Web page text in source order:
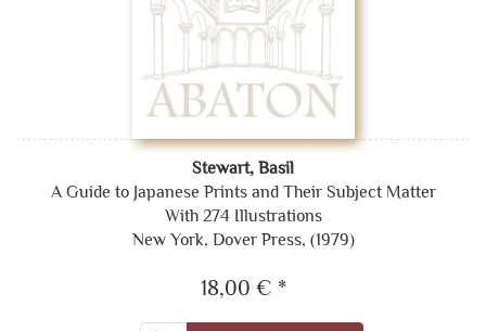
Stewart, Basil
A Guide to Japanese Prints and Their Subject Matter
With 274 Illustrations
New York, Dover Press, (1979)
18,00 € *